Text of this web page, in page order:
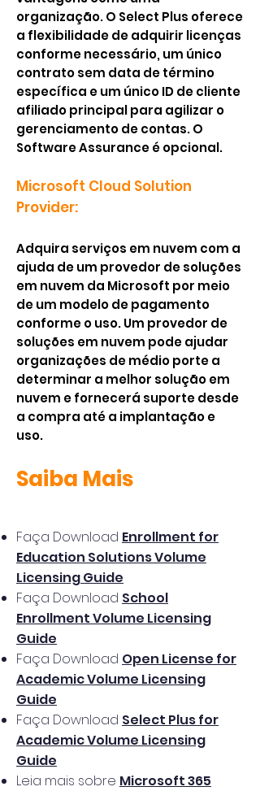
organização. O Select Plus oferece
a flexibilidade de adquirir licenças
conforme necessário, um único
contrato sem data de término
específica e um único ID de cliente
afiliado principal para agilizar o
gerenciamento de contas. O
Software Assurance é opcional.
Microsoft Cloud Solution
Provider:
Adquira serviços em nuvem com a
ajuda de um provedor de soluções
em nuvem da Microsoft por meio
de um modelo de pagamento
conforme o uso. Um provedor de
soluções em nuvem pode ajudar
organizações de médio porte a
determinar a melhor solução em
nuvem e fornecerá suporte desde
a compra até a implantação e
uso.
Saiba Mais
Faça Download Enrollment for
Education Solutions Volume
Licensing Guide
Faça Download School
Enrollment Volume Licensing
Guide
Faça Download Open License for
Academic Volume Licensing
Guide
Faça Download Select Plus for
Academic Volume Licensing
Guide
Leia mais sobre Microsoft 365